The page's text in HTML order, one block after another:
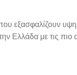
εξασφαλίζουν
Ελλάδα με τις